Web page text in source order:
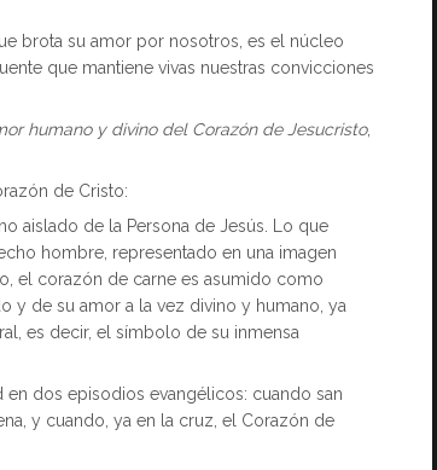
brota su amor por nosotros, es el núcleo
que mantiene vivas nuestras convicciones
humano y divino del Corazón de Jesucristo,
de Cristo:
aislado de la Persona de Jesús. Lo que
hombre, representado en una imagen
el corazón de carne es asumido como
y de su amor a la vez divino y humano, ya
es decir, el símbolo de su inmensa
en dos episodios evangélicos: cuando san
y cuando, ya en la cruz, el Corazón de